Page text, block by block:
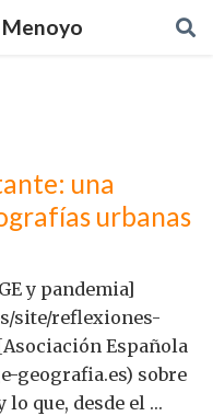
una
urbanas
y pandemia]
site/reflexiones-
Española
geografia.es) sobre
lo que, desde el …